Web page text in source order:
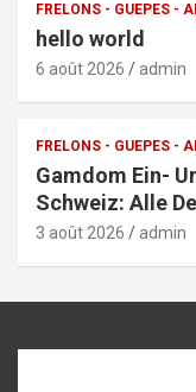
FRELONS - GUEPES -
hello world
6 août 2026 admin
FRELONS - GUEPES -
Gamdom Ein-
Schweiz: Alle
3 août 2026 admin